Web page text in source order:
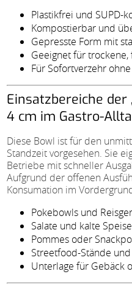
Plastikfrei und SUPD-
Kompostierbar und
Gepresste Form mit
Geeignet für
Für Sofortverzehr
Einsatzbereiche der
4 cm im Gastro-
Diese Bowl ist für den
Standzeit vorgesehen. Sie
Betriebe mit schneller
Aufgrund der offenen
Konsumation im
Pokebowls und
Salate und kalte
Pommes oder
Streetfood-Stände
Unterlage für Gebäck